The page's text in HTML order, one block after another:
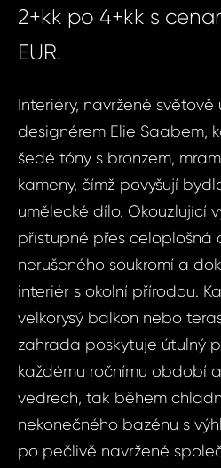
2+kk po 4+kk s
EUR.
Interiéry, navržené světově
designérem Elie Saabem,
šedé tóny s bronzem,
kameny, čímž povyšují
umělecké dílo. Okouzlující
přístupné přes celoplošná
nerušeného soukromí a
interiér s okolní přírodou.
velkorysý balkon nebo
zahrada poskytuje útulný
každému ročnímu období
vedrech, tak během
nekonečného bazénu s
po pečlivě navržené